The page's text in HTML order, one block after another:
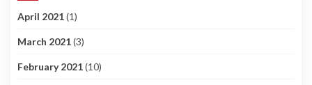
April 2021(1)
March 2021(3)
February 2021(10)